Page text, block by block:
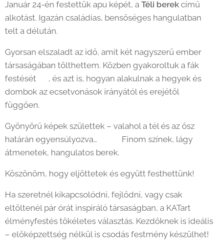
Január 24-én festettük apu képét, a Téli berek című
alkotást. Igazán családias, bensőséges hangulatban
telt a délután. 💙
Gyorsan elszaladt az idő, amit két nagyszerű ember
társaságában tölthettem. Közben gyakoroltuk a fák
festését 🌲, és azt is, hogyan alakulnak a hegyek és
dombok az ecsetvonások irányától és erejétől
függően.
Gyönyörű képek születtek – valahol a tél és az ősz
határán egyensúlyozva… ❄️🍂 Finom színek, lágy
átmenetek, hangulatos berek.
Köszönöm, hogy eljöttetek és együtt festhettünk! 💕
Ha szeretnél kikapcsolódni, fejlődni, vagy csak
eltöltenél pár órát inspiráló társaságban, a KATart
élményfestés tökéletes választás. Kezdőknek is ideális
– előképzettség nélkül is csodás festmény készülhet!